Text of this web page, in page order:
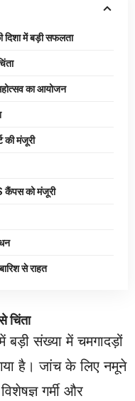
में बड़ी सफलता
का आयोजन
की मंजूरी
कैंपस को मंजूरी
से राहत
चिंता
बड़ी संख्या में चमगादड़ों
है। जांच के लिए नमूने
गर्मी और